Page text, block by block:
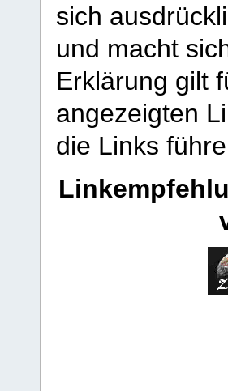
sich
und macht
Erklärung gilt
angezeigten
die Links